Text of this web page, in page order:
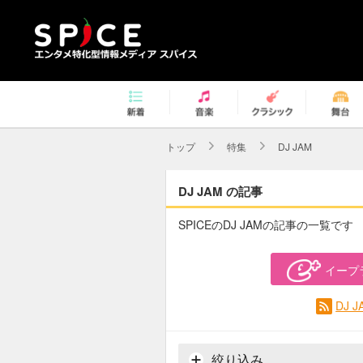
トップ 特集 DJ JAM
DJ JAM の記事
SPICEのDJ JAMの記事の一覧です
イープ
DJ